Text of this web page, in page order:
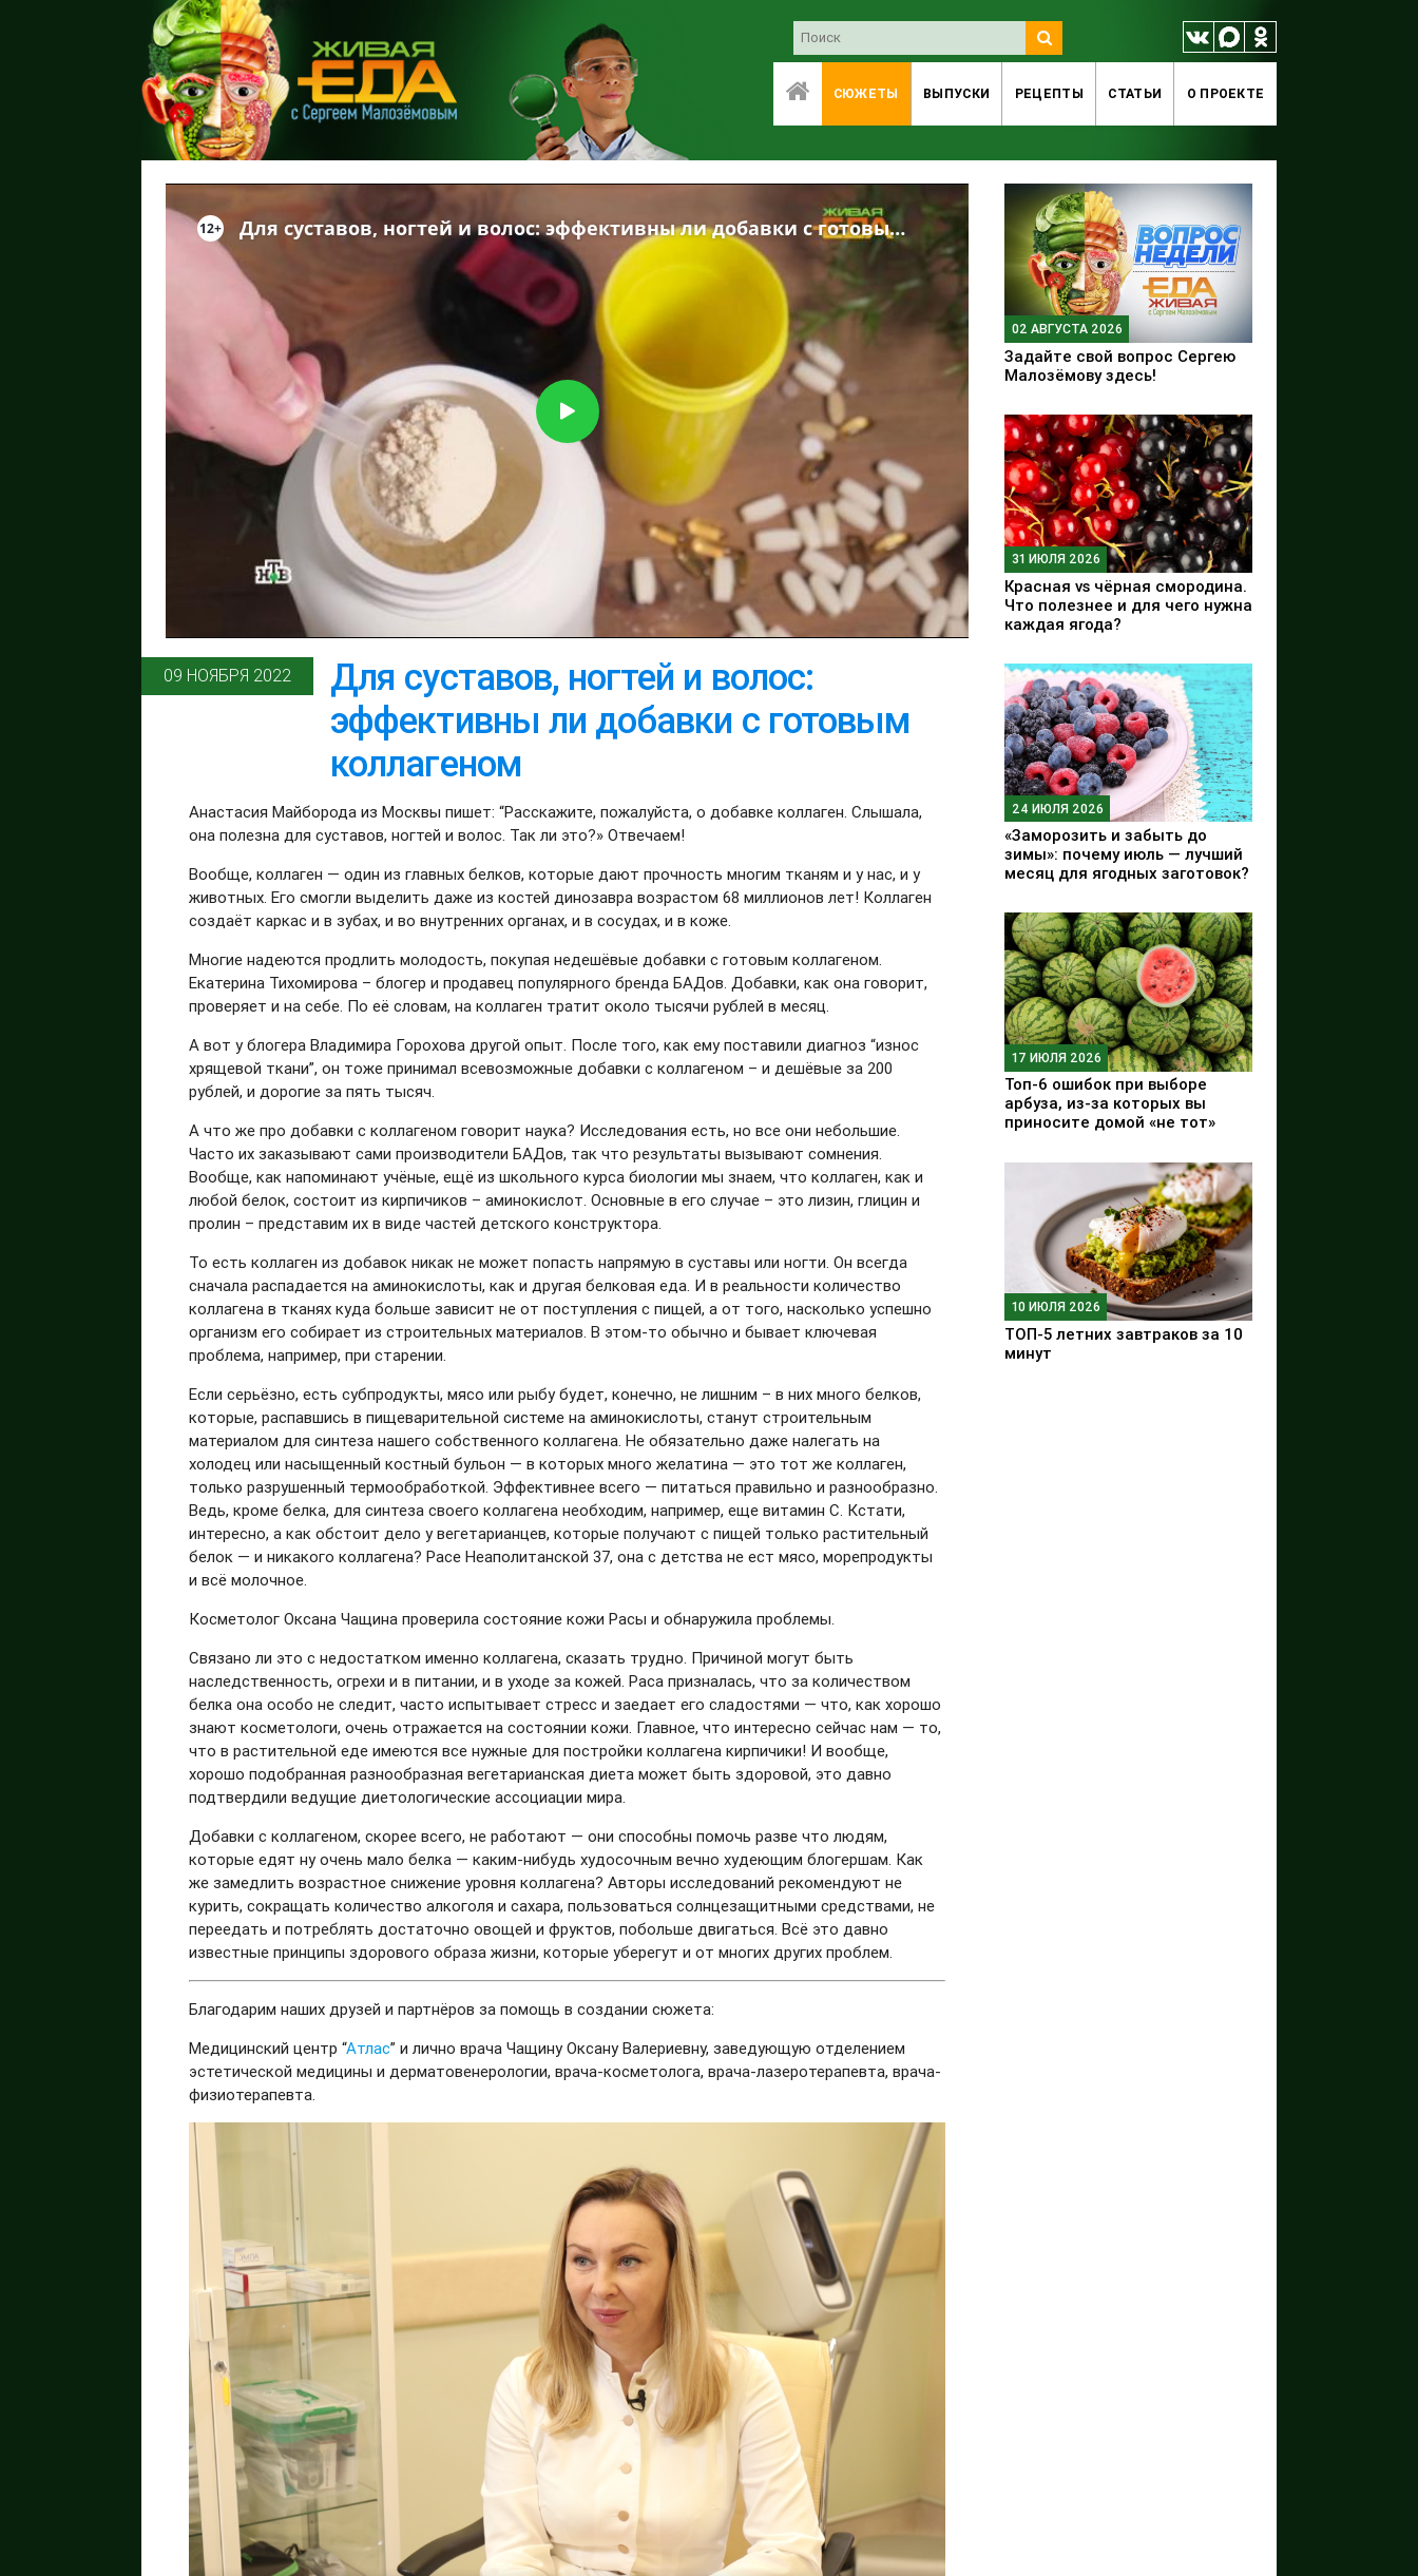
СЮЖЕТЫ ВЫПУСКИ РЕЦЕПТЫ СТАТЬИ O ПРОЕКТЕ
09 НОЯБРЯ 2022
Для суставов, ногтей и волос:
эффективны ли добавки с готовым
коллагеном
Анастасия Майборода из Москвы пишет: “Расскажите, пожалуйста, о добавке коллаген. Слышала,
она полезна для суставов, ногтей и волос. Так ли это?» Отвечаем!
Вообще, коллаген — один из главных белков, которые дают прочность многим тканям и у нас, и у
животных. Его смогли выделить даже из костей динозавра возрастом 68 миллионов лет! Коллаген
создаёт каркас и в зубах, и во внутренних органах, и в сосудах, и в коже.
Многие надеются продлить молодость, покупая недешёвые добавки с готовым коллагеном.
Екатерина Тихомирова – блогер и продавец популярного бренда БАДов. Добавки, как она говорит,
проверяет и на себе. По её словам, на коллаген тратит около тысячи рублей в месяц.
А вот у блогера Владимира Горохова другой опыт. После того, как ему поставили диагноз “износ
хрящевой ткани”, он тоже принимал всевозможные добавки с коллагеном – и дешёвые за 200
рублей, и дорогие за пять тысяч.
А что же про добавки с коллагеном говорит наука? Исследования есть, но все они небольшие.
Часто их заказывают сами производители БАДов, так что результаты вызывают сомнения.
Вообще, как напоминают учёные, ещё из школьного курса биологии мы знаем, что коллаген, как и
любой белок, состоит из кирпичиков – аминокислот. Основные в его случае – это лизин, глицин и
пролин – представим их в виде частей детского конструктора.
То есть коллаген из добавок никак не может попасть напрямую в суставы или ногти. Он всегда
сначала распадается на аминокислоты, как и другая белковая еда. И в реальности количество
коллагена в тканях куда больше зависит не от поступления с пищей, а от того, насколько успешно
организм его собирает из строительных материалов. В этом-то обычно и бывает ключевая
проблема, например, при старении.
Если серьёзно, есть субпродукты, мясо или рыбу будет, конечно, не лишним – в них много белков,
которые, распавшись в пищеварительной системе на аминокислоты, станут строительным
материалом для синтеза нашего собственного коллагена. Не обязательно даже налегать на
холодец или насыщенный костный бульон — в которых много желатина — это тот же коллаген,
только разрушенный термообработкой. Эффективнее всего — питаться правильно и разнообразно.
Ведь, кроме белка, для синтеза своего коллагена необходим, например, еще витамин С. Кстати,
интересно, а как обстоит дело у вегетарианцев, которые получают с пищей только растительный
белок — и никакого коллагена? Расе Неаполитанской 37, она с детства не ест мясо, морепродукты
и всё молочное.
Косметолог Оксана Чащина проверила состояние кожи Расы и обнаружила проблемы.
Связано ли это с недостатком именно коллагена, сказать трудно. Причиной могут быть
наследственность, огрехи и в питании, и в уходе за кожей. Раса призналась, что за количеством
белка она особо не следит, часто испытывает стресс и заедает его сладостями — что, как хорошо
знают косметологи, очень отражается на состоянии кожи. Главное, что интересно сейчас нам — то,
что в растительной еде имеются все нужные для постройки коллагена кирпичики! И вообще,
хорошо подобранная разнообразная вегетарианская диета может быть здоровой, это давно
подтвердили ведущие диетологические ассоциации мира.
Добавки с коллагеном, скорее всего, не работают — они способны помочь разве что людям,
которые едят ну очень мало белка — каким-нибудь худосочным вечно худеющим блогершам. Как
же замедлить возрастное снижение уровня коллагена? Авторы исследований рекомендуют не
курить, сокращать количество алкоголя и сахара, пользоваться солнцезащитными средствами, не
переедать и потреблять достаточно овощей и фруктов, побольше двигаться. Всё это давно
известные принципы здорового образа жизни, которые уберегут и от многих других проблем.
Благодарим наших друзей и партнёров за помощь в создании сюжета:
Медицинский центр “Атлас” и лично врача Чащину Оксану Валериевну, заведующую отделением
эстетической медицины и дерматовенерологии, врача-косметолога, врача-лазеротерапевта, врача-
физиотерапевта.
02 АВГУСТА 2026
Задайте свой вопрос Сергею
Малозёмову здесь!
31 ИЮЛЯ 2026
Красная vs чёрная смородина.
Что полезнее и для чего нужна
каждая ягода?
24 ИЮЛЯ 2026
«Заморозить и забыть до
зимы»: почему июль — лучший
месяц для ягодных заготовок?
17 ИЮЛЯ 2026
Топ-6 ошибок при выборе
арбуза, из-за которых вы
приносите домой «не тот»
10 ИЮЛЯ 2026
ТОП-5 летних завтраков за 10
минут